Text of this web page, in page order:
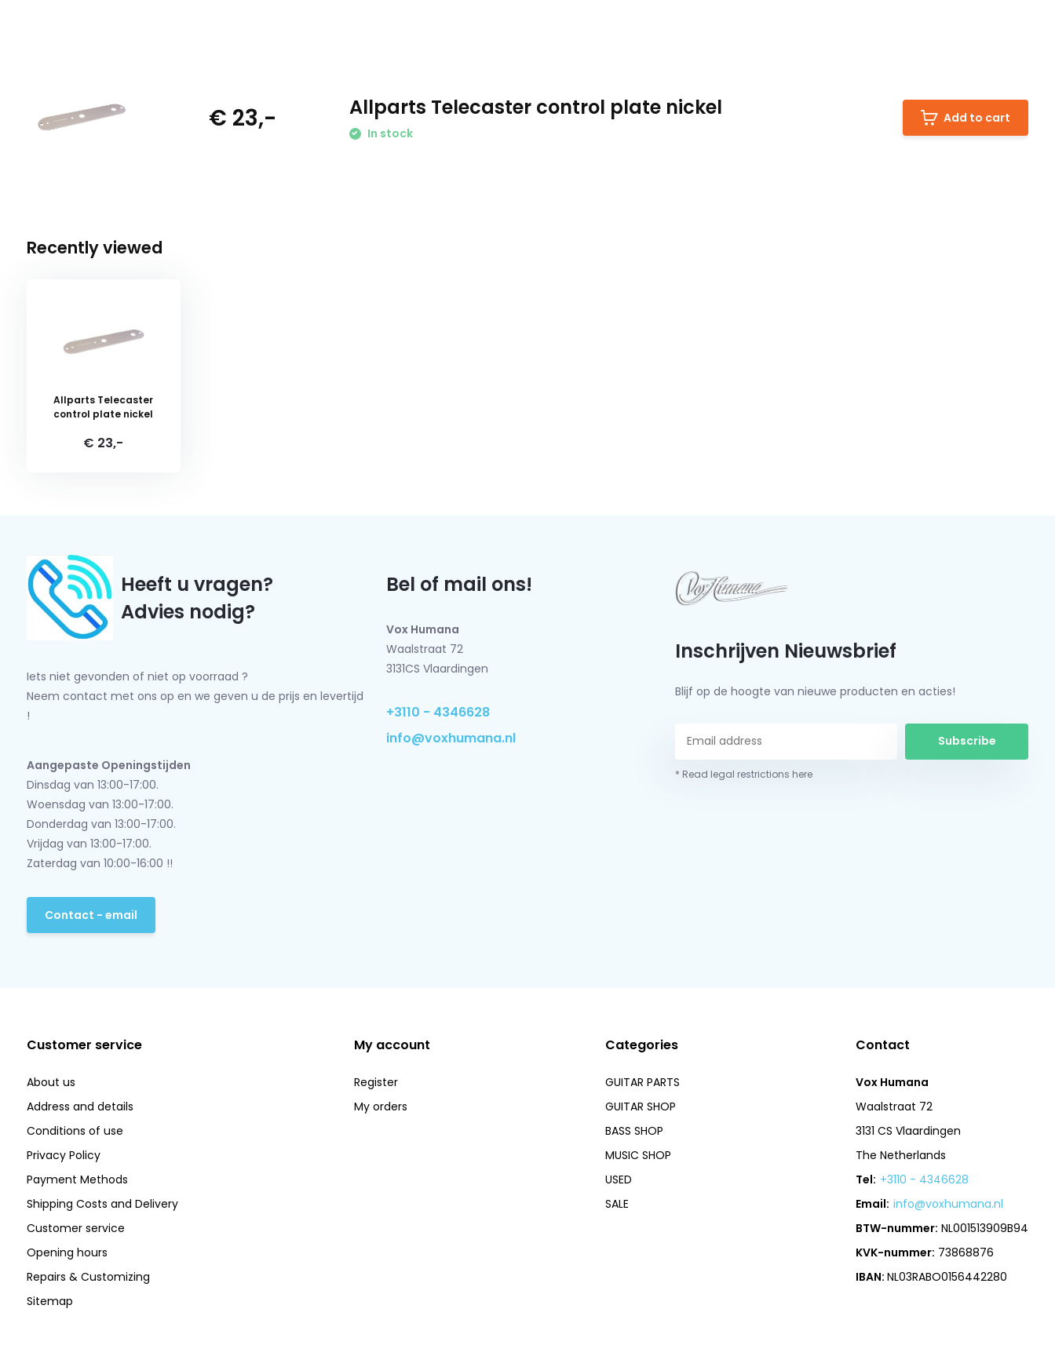
€ 23,- Allparts Telecaster control plate nickel
In stock
Add to cart
Recently viewed
Allparts Telecaster
control plate nickel
€ 23,-
Heeft u vragen?
Advies nodig?
Iets niet gevonden of niet op voorraad ?
Neem contact met ons op en we geven u de prijs en levertijd
!
Aangepaste Openingstijden
Dinsdag van 13:00-17:00.
Woensdag van 13:00-17:00.
Donderdag van 13:00-17:00.
Vrijdag van 13:00-17:00.
Zaterdag van 10:00-16:00 !!
Contact - email
Bel of mail ons!
Vox Humana
Waalstraat 72
3131CS Vlaardingen
+3110 - 4346628
info@voxhumana.nl
Inschrijven Nieuwsbrief
Blijf op de hoogte van nieuwe producten en acties!
Subscribe
* Read legal restrictions here
Customer service
About us
Address and details
Conditions of use
Privacy Policy
Payment Methods
Shipping Costs and Delivery
Customer service
Opening hours
Repairs & Customizing
Sitemap
My account
Register
My orders
Categories
GUITAR PARTS
GUITAR SHOP
BASS SHOP
MUSIC SHOP
USED
SALE
Contact
Vox Humana
Waalstraat 72
3131 CS Vlaardingen
The Netherlands
Tel: +3110 - 4346628
Email: info@voxhumana.nl
BTW-nummer: NL001513909B94
KVK-nummer: 73868876
IBAN:NL03RABO0156442280